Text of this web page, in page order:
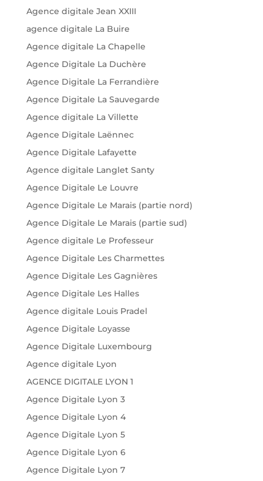
Agence digitale Jean XXIII
agence digitale La Buire
Agence digitale La Chapelle
Agence Digitale La Duchère
Agence Digitale La Ferrandière
Agence Digitale La Sauvegarde
Agence digitale La Villette
Agence Digitale Laënnec
Agence Digitale Lafayette
Agence digitale Langlet Santy
Agence Digitale Le Louvre
Agence Digitale Le Marais (partie nord)
Agence Digitale Le Marais (partie sud)
Agence digitale Le Professeur
Agence Digitale Les Charmettes
Agence Digitale Les Gagnières
Agence Digitale Les Halles
Agence digitale Louis Pradel
Agence Digitale Loyasse
Agence Digitale Luxembourg
Agence digitale Lyon
AGENCE DIGITALE LYON 1
Agence Digitale Lyon 3
Agence Digitale Lyon 4
Agence Digitale Lyon 5
Agence Digitale Lyon 6
Agence Digitale Lyon 7